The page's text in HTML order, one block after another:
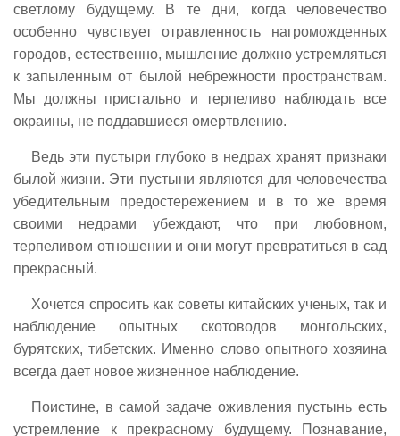
светлому будущему. В те дни, когда человечество
особенно чувствует отравленность нагроможденных
городов, естественно, мышление должно устремляться
к запыленным от былой небрежности пространствам.
Мы должны пристально и терпеливо наблюдать все
окраины, не поддавшиеся омертвлению.
Ведь эти пустыри глубоко в недрах хранят признаки
былой жизни. Эти пустыни являются для человечества
убедительным предостережением и в то же время
своими недрами убеждают, что при любовном,
терпеливом отношении и они могут превратиться в сад
прекрасный.
Хочется спросить как советы китайских ученых, так и
наблюдение опытных скотоводов монгольских,
бурятских, тибетских. Именно слово опытного хозяина
всегда дает новое жизненное наблюдение.
Поистине, в самой задаче оживления пустынь есть
устремление к прекрасному будущему. Познавание,